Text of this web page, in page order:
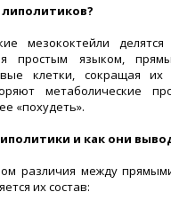
мезококтейли
простым языком,
клетки, сокращая их
метаболические
«похудеть».
и как они
различия между
их состав: